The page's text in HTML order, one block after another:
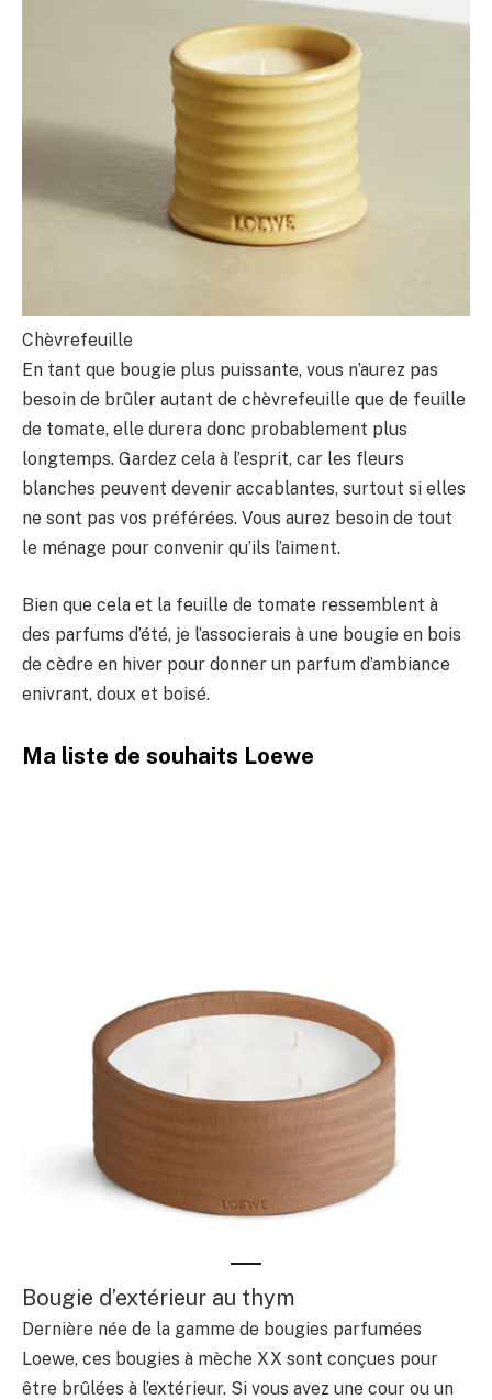
Chèvrefeuille
En tant que bougie plus puissante, vous n’aurez pas
besoin de brûler autant de chèvrefeuille que de feuille
de tomate, elle durera donc probablement plus
longtemps. Gardez cela à l’esprit, car les fleurs
blanches peuvent devenir accablantes, surtout si elles
ne sont pas vos préférées. Vous aurez besoin de tout
le ménage pour convenir qu’ils l’aiment.
Bien que cela et la feuille de tomate ressemblent à
des parfums d’été, je l’associerais à une bougie en bois
de cèdre en hiver pour donner un parfum d’ambiance
enivrant, doux et boisé.
Ma liste de souhaits Loewe
Bougie d’extérieur au thym
Dernière née de la gamme de bougies parfumées
Loewe, ces bougies à mèche XX sont conçues pour
être brûlées à l’extérieur. Si vous avez une cour ou un